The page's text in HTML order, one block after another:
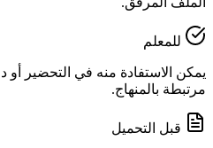
للمعلم
يمكن الاستفادة منه في التحضير
مرتبطة بالمنهاج.
قبل التحميل